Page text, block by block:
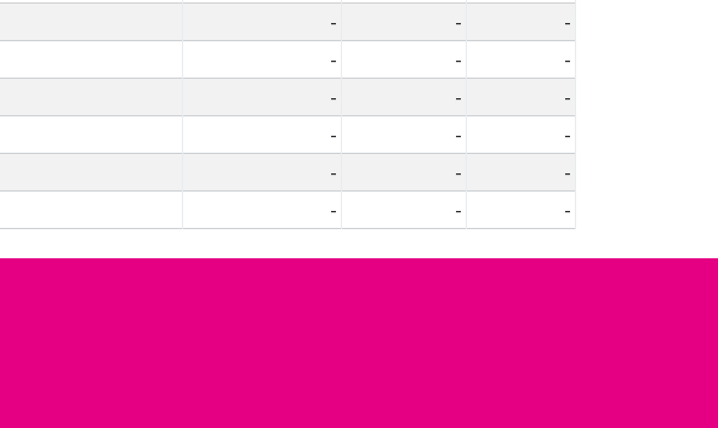
- -
-
- -
-
- -
-
- -
-
- -
-
- - -